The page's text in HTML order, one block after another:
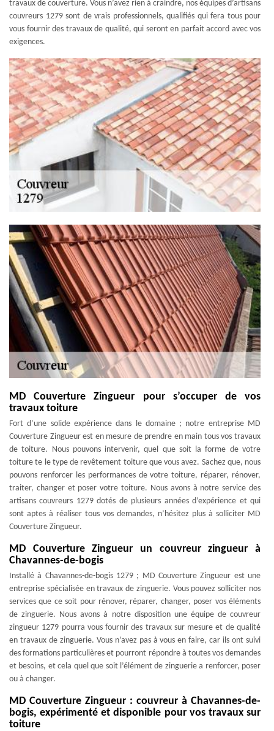
travaux de couverture. Vous n’avez rien à craindre, nos équipes d’artisans
couvreurs 1279 sont de vrais professionnels, qualifiés qui fera tous pour
vous fournir des travaux de qualité, qui seront en parfait accord avec vos
exigences.
MD Couverture Zingueur pour s’occuper de vos
travaux toiture
Fort d’une solide expérience dans le domaine ; notre entreprise MD
Couverture Zingueur est en mesure de prendre en main tous vos travaux
de toiture. Nous pouvons intervenir, quel que soit la forme de votre
toiture te le type de revêtement toiture que vous avez. Sachez que, nous
pouvons renforcer les performances de votre toiture, réparer, rénover,
traiter, changer et poser votre toiture. Nous avons à notre service des
artisans couvreurs 1279 dotés de plusieurs années d’expérience et qui
sont aptes à réaliser tous vos demandes, n’hésitez plus à solliciter MD
Couverture Zingueur.
MD Couverture Zingueur un couvreur zingueur à
Chavannes-de-bogis
Installé à Chavannes-de-bogis 1279 ; MD Couverture Zingueur est une
entreprise spécialisée en travaux de zinguerie. Vous pouvez solliciter nos
services que ce soit pour rénover, réparer, changer, poser vos éléments
de zinguerie. Nous avons à notre disposition une équipe de couvreur
zingueur 1279 pourra vous fournir des travaux sur mesure et de qualité
en travaux de zinguerie. Vous n’avez pas à vous en faire, car ils ont suivi
des formations particulières et pourront répondre à toutes vos demandes
et besoins, et cela quel que soit l’élément de zinguerie a renforcer, poser
ou à changer.
MD Couverture Zingueur : couvreur à Chavannes-de-
bogis, expérimenté et disponible pour vos travaux sur
toiture